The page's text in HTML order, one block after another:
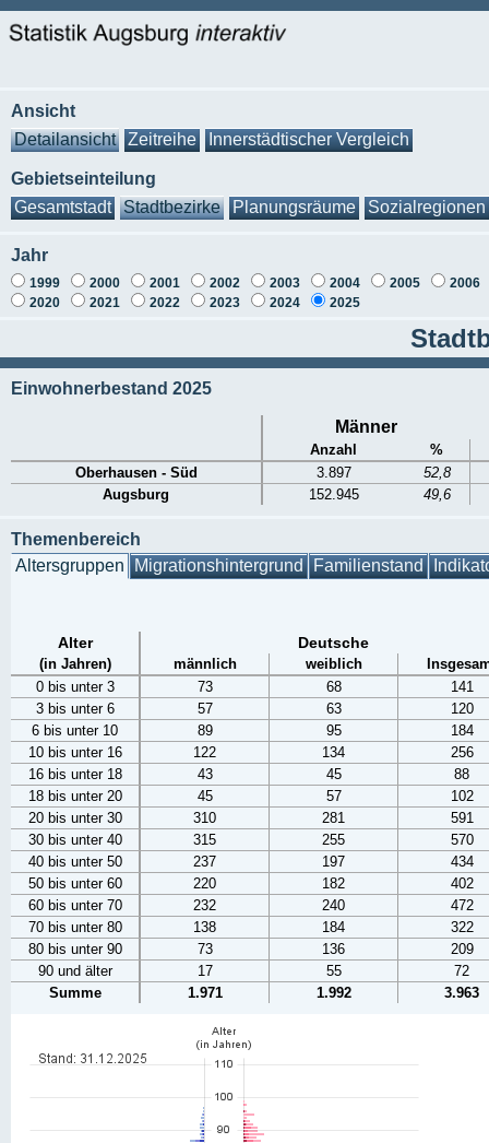
Ansicht
Detailansicht
Zeitreihe Innerstädtischer Vergleich
Gebietseinteilung
Gesamtstadt
Stadtbezirke Planungsräume Sozialregionen
Jahr
1999 2000 2001 2002 2003 2004 2005
2006
2020
2021 2022 2023 2024 2025
Einwohnerbestand 2025
Männer
Anzahl
%
Oberhausen - Süd
3.897
52,8
Augsburg
152.945 49,6
Themenbereich
Altersgruppen Migrationshintergrund Familienstand
Alter Deutsche
(in Jahren) männlich weiblich
0 bis unter 3
73 68
141
3 bis unter 6
57 63
120
6 bis unter 10
89 95
184
10 bis unter 16
122 134
256
16 bis unter 18
43 45
88
18 bis unter 20
45 57
102
20 bis unter 30
310 281
591
30 bis unter 40
315 255
570
40 bis unter 50
237 197
434
50 bis unter 60
220 182
402
60 bis unter 70
232 240
472
70 bis unter 80
138 184
322
80 bis unter 90
73 136
209
90 und älter
17 55
72
Summe
1.971 1.992 3.963